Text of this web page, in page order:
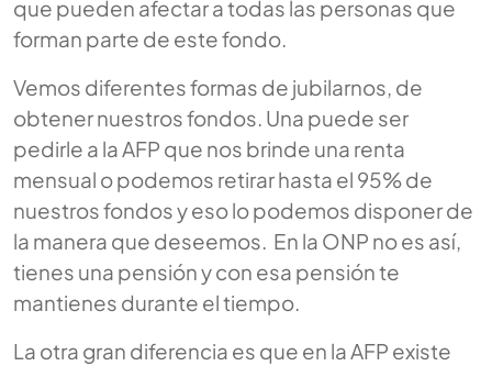
que pueden afectar a todas las personas que
forman parte de este fondo.
Vemos diferentes formas de jubilarnos, de
obtener nuestros fondos. Una puede ser
pedirle a la AFP que nos brinde una renta
mensual o podemos retirar hasta el 95% de
nuestros fondos y eso lo podemos disponer de
la manera que deseemos. En la ONP no es así,
tienes una pensión y con esa pensión te
mantienes durante el tiempo.
La otra gran diferencia es que en la AFP existe